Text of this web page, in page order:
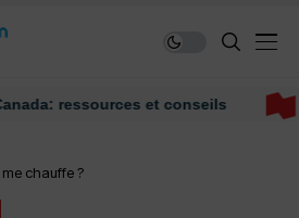
ressources et conseils
me chauffe ?